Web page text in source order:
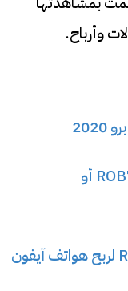
وأرباح.
هل ستربح آيفون 11 برو مع موقع ROB7AK أو